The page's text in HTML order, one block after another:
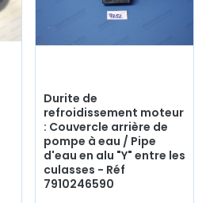
Durite de
refroidissement moteur
: Couvercle arrière de
pompe à eau / Pipe
d'eau en alu "Y" entre les
culasses - Réf
7910246590